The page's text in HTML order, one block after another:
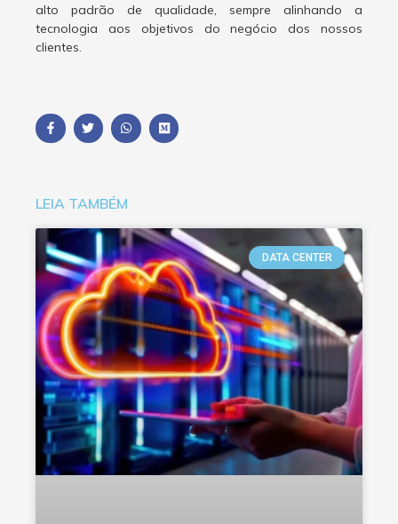
alto padrão de qualidade, sempre alinhando a
tecnologia aos objetivos do negócio dos nossos
clientes.
LEIA TAMBÉM
DATA CENTER